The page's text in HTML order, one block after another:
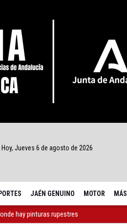
Hoy, Jueves 6 de agosto de 2026
JAÉN GENUINO MOTOR MÁS
hay pinturas rupestres